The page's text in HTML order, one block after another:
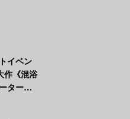
イベン
作《混浴
ター・